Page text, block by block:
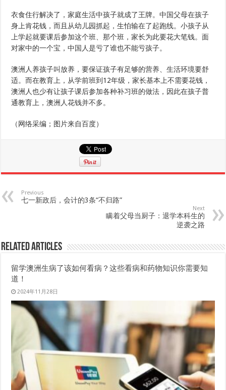
衣食住行解决了，家庭生活中孩子就成了王牌。中国父母在孩子
身上肯花钱，而且从幼儿园抓起，生怕输在了起跑线。小孩子从
上学起就要课后参加这个班、那个班，家长为此要花大笔钱。面
对家中的一个宝，中国人是亏了谁也不能亏孩子。
澳洲人养孩子叫放养，要保证孩子有足够的营养、生活环境要舒
适。而在教育上，从学前班到12年级，家长基本上不需要花钱，
澳洲人也少有让孩子课后参加各种补习班的做法，因此在孩子普
通教育上，澳洲人花钱并不多。
（网络采编；图片来自百度）
Previous
七一新政后，会计的3条“不归路”
Next
瞒着父母当厨子：退学本科生的
逆袭之路
Related Articles
留学澳洲生病了该如何看病？这些看病和药物知识你需要知
道！
2024年11月28日